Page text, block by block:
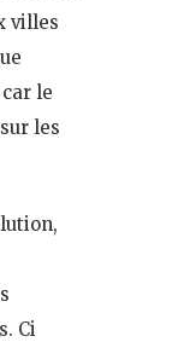
villes
le
les
Ci